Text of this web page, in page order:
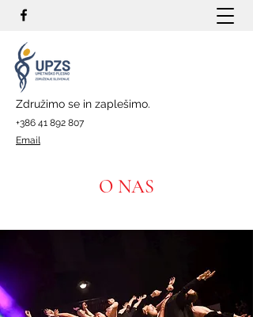
Združimo se in zaplešimo.
+386 41 892 807
Email
O NAS